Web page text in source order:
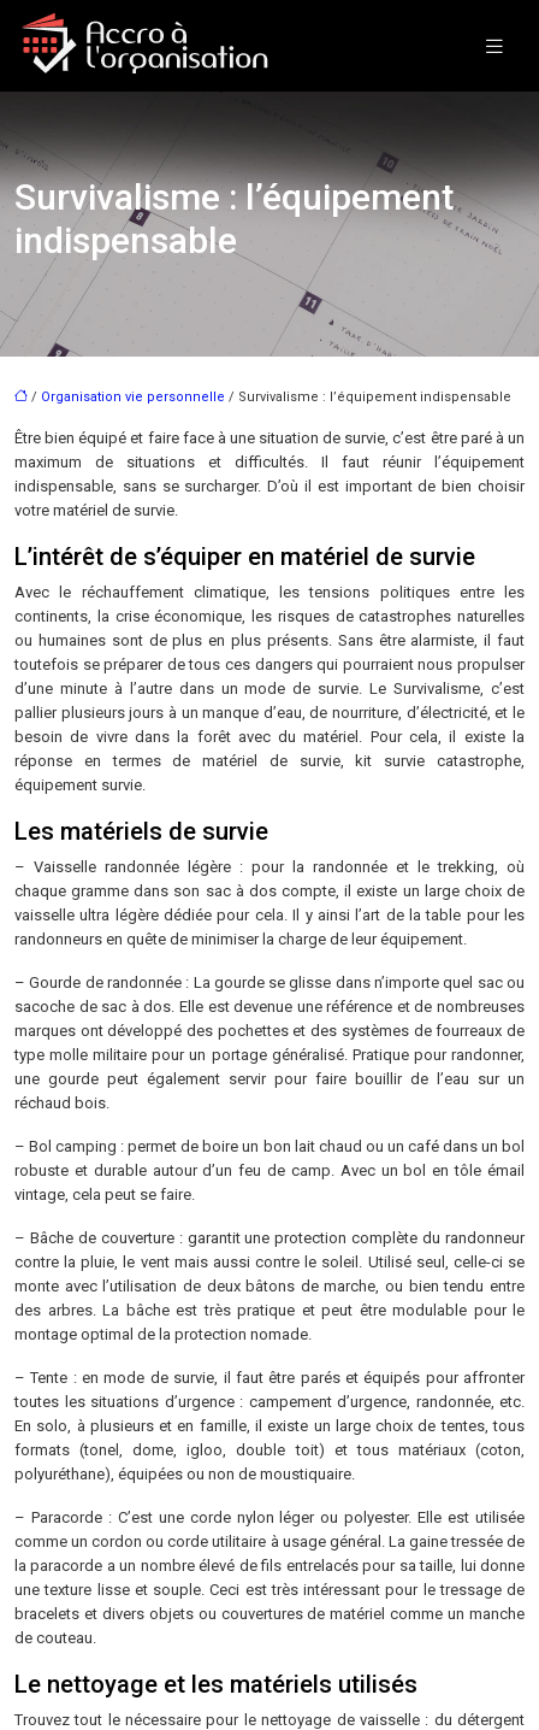
Survivalisme : l’équipement
indispensable
/ Organisation vie personnelle / Survivalisme : l’équipement indispensable
Être bien équipé et faire face à une situation de survie, c’est être paré à un
maximum de situations et difficultés. Il faut réunir l’équipement
indispensable, sans se surcharger. D’où il est important de bien choisir
votre matériel de survie.
L’intérêt de s’équiper en matériel de survie
Avec le réchauffement climatique, les tensions politiques entre les
continents, la crise économique, les risques de catastrophes naturelles
ou humaines sont de plus en plus présents. Sans être alarmiste, il faut
toutefois se préparer de tous ces dangers qui pourraient nous propulser
d’une minute à l’autre dans un mode de survie. Le Survivalisme, c’est
pallier plusieurs jours à un manque d’eau, de nourriture, d’électricité, et le
besoin de vivre dans la forêt avec du matériel. Pour cela, il existe la
réponse en termes de matériel de survie, kit survie catastrophe,
équipement survie.
Les matériels de survie
– Vaisselle randonnée légère : pour la randonnée et le trekking, où
chaque gramme dans son sac à dos compte, il existe un large choix de
vaisselle ultra légère dédiée pour cela. Il y ainsi l’art de la table pour les
randonneurs en quête de minimiser la charge de leur équipement.
– Gourde de randonnée : La gourde se glisse dans n’importe quel sac ou
sacoche de sac à dos. Elle est devenue une référence et de nombreuses
marques ont développé des pochettes et des systèmes de fourreaux de
type molle militaire pour un portage généralisé. Pratique pour randonner,
une gourde peut également servir pour faire bouillir de l’eau sur un
réchaud bois.
– Bol camping : permet de boire un bon lait chaud ou un café dans un bol
robuste et durable autour d’un feu de camp. Avec un bol en tôle émail
vintage, cela peut se faire.
– Bâche de couverture : garantit une protection complète du randonneur
contre la pluie, le vent mais aussi contre le soleil. Utilisé seul, celle-ci se
monte avec l’utilisation de deux bâtons de marche, ou bien tendu entre
des arbres. La bâche est très pratique et peut être modulable pour le
montage optimal de la protection nomade.
– Tente : en mode de survie, il faut être parés et équipés pour affronter
toutes les situations d’urgence : campement d’urgence, randonnée, etc.
En solo, à plusieurs et en famille, il existe un large choix de tentes, tous
formats (tonel, dome, igloo, double toit) et tous matériaux (coton,
polyuréthane), équipées ou non de moustiquaire.
– Paracorde : C’est une corde nylon léger ou polyester. Elle est utilisée
comme un cordon ou corde utilitaire à usage général. La gaine tressée de
la paracorde a un nombre élevé de fils entrelacés pour sa taille, lui donne
une texture lisse et souple. Ceci est très intéressant pour le tressage de
bracelets et divers objets ou couvertures de matériel comme un manche
de couteau.
Le nettoyage et les matériels utilisés
Trouvez tout le nécessaire pour le nettoyage de vaisselle : du détergent